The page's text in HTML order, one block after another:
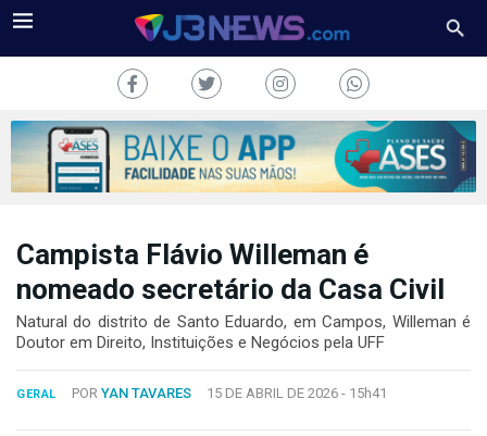
J3NEWS
TV
COLUNAS
FALE
Campista Flávio Willeman é
nomeado secretário da Casa Civil
Natural do distrito de Santo Eduardo, em Campos, Willeman é
Doutor em Direito, Instituições e Negócios pela UFF
GERAL POR YAN TAVARES 15 DE ABRIL DE 2026 - 15h41